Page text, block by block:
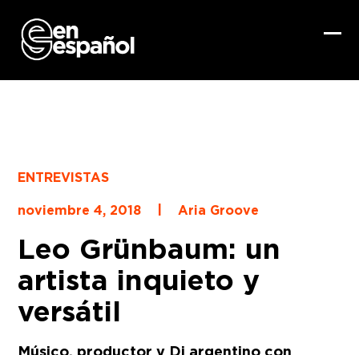
content
ENTREVISTAS
noviembre 4, 2018
| Aria Groove
Leo Grünbaum: un
artista inquieto y
versátil